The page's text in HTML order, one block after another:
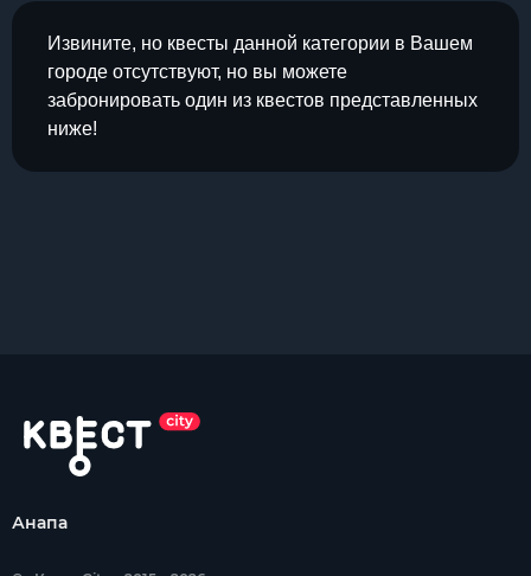
Извините, но квесты данной категории в Вашем
городе отсутствуют, но вы можете
забронировать один из квестов представленных
ниже!
Анапа